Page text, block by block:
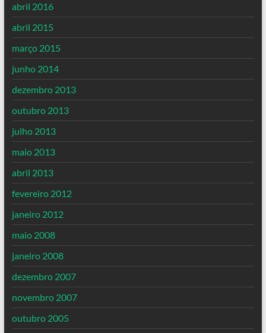
abril 2016
abril 2015
março 2015
junho 2014
dezembro 2013
outubro 2013
julho 2013
maio 2013
abril 2013
fevereiro 2012
janeiro 2012
maio 2008
janeiro 2008
dezembro 2007
novembro 2007
outubro 2005